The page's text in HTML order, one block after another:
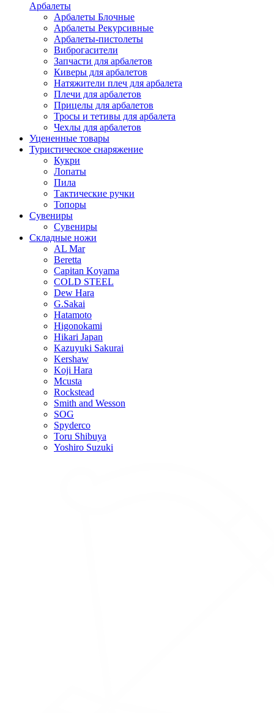
Арбалеты
Арбалеты Блочные
Арбалеты Рекурсивные
Арбалеты-пистолеты
Виброгасители
Запчасти для арбалетов
Киверы для арбалетов
Натяжители плеч для арбалета
Плечи для арбалетов
Прицелы для арбалетов
Тросы и тетивы для арбалета
Чехлы для арбалетов
Уцененные товары
Туристическое снаряжение
Кукри
Лопаты
Пила
Тактические ручки
Топоры
Сувениры
Сувениры
Складные ножи
AL Mar
Beretta
Capitan Koyama
COLD STEEL
Dew Hara
G.Sakai
Hatamoto
Higonokami
Hikari Japan
Kazuyuki Sakurai
Kershaw
Koji Hara
Mcusta
Rockstead
Smith and Wesson
SOG
Spyderco
Toru Shibuya
Yoshiro Suzuki